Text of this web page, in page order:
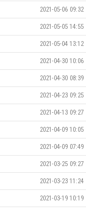
2021-05-06 09:32
2021-05-05 14:55
2021-05-04 13:12
2021-04-30 10:06
2021-04-30 08:39
2021-04-23 09:25
2021-04-13 09:27
2021-04-09 10:05
2021-04-09 07:49
2021-03-25 09:27
2021-03-23 11:24
2021-03-19 10:19